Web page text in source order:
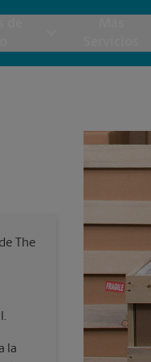
Impresión
Fotos
The
la